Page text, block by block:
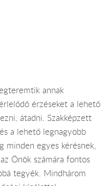
annak
érzéseket a lehető
átadni. Szakképzett
a lehető legnagyobb
minden egyes kérésnek,
Önök számára fontos
tegyék. Mindhárom